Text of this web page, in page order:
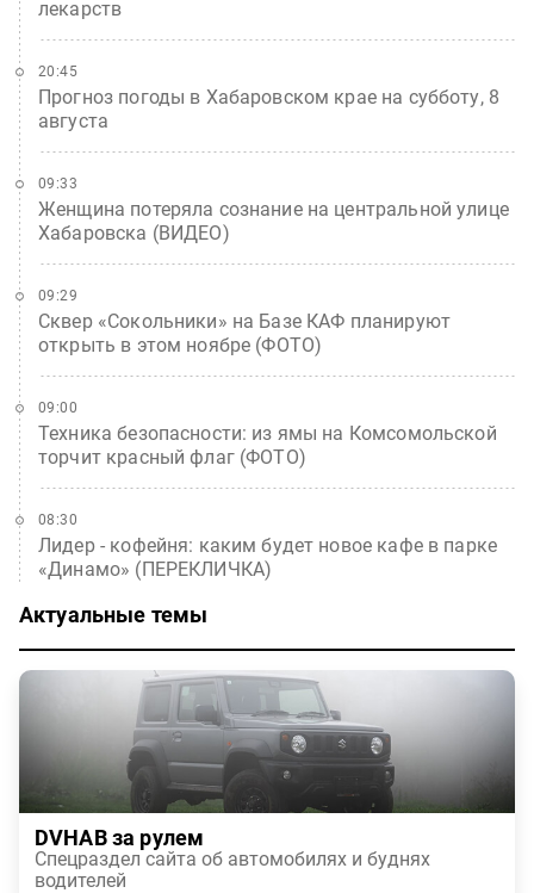
лекарств
Прогноз погоды в Хабаровском крае на субботу, 8
августа
20:45
Женщина потеряла сознание на центральной улице
Хабаровска (ВИДЕО)
09:33
Сквер «Сокольники» на Базе КАФ планируют
открыть в этом ноябре (ФОТО)
09:29
Техника безопасности: из ямы на Комсомольской
торчит красный флаг (ФОТО)
09:00
Лидер - кофейня: каким будет новое кафе в парке
«Динамо» (ПЕРЕКЛИЧКА)
08:30
Актуальные темы
DVHAB за рулем
Спецраздел сайта об автомобилях и буднях
водителей